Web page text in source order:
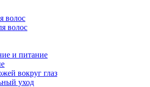
волос
волос
и питание
вокруг глаз
уход